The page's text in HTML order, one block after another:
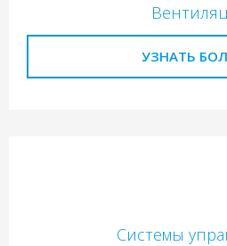
УЗНАТЬ
Системы